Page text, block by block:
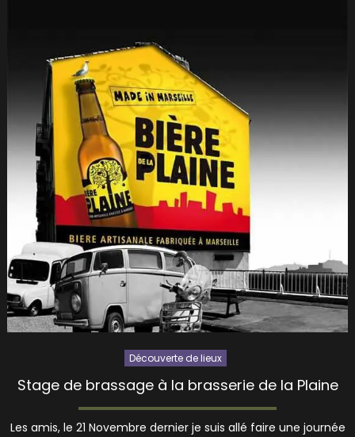
Découverte de lieux
Stage de brassage à la brasserie de la Plaine
Les amis, le 21 Novembre dernier je suis allé faire une journée